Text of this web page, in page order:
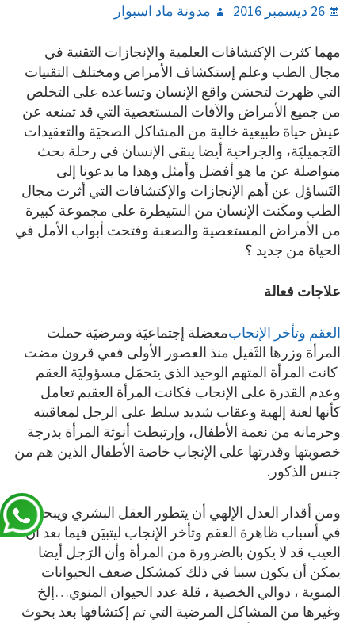
Posted
26 ديسمبر 2016 Author
مدونة ماد اسبوار
مهما كثرت الإكتشافات العلمية والإنجازات التقنية في
مجال الطب وعلم إستكشاف الأمراض ومختلف التقنيات
التي ظهرت لتحسَن واقع الإنسان وتساعده على التخلص
من جميع الأمراض والآفات المستعصية التي قد تمنعه عن
عيش حياة طبيعية خالية من المشاكل الصحيَة والتعقيدات
التَجميليَة، والجراحية أيضا يبقى الإنسان في رحلة بحث
متواصلة عن ما هو أفضل وأمثل وهذا ما يدعونا إلى
التَساؤل عن أهم الإنجازات والإكتشافات التي أثرت مجال
الطب ومكَنت الإنسان من السَيطرة على مجموعة كبيرة
من الأمراض المستعصية والصعبة وفتحت أبواب الأمل في
الحياة من جديد ؟
علاجات فعالة
العقم وتأخر الإنجابمعضلة إجتماعيَة ومرضيَة حملت
المرأة وزرها الثَقيل منذ العصور الأولى ففي قرون مضت
كانت المرأة المتهم الوحيد الذي يتحمَل مسؤوليَة العقم
وعدم القدرة على الإنجاب فكانت المرأة العقيم تعامل
كأنها لعنة إلهية وعقاب شديد سلط على الرجل لمعاقبته
وحرمانه من نعمة الأطفال، وإرتبطت أنوثة المرأة بدرجة
خصوبتها وقدرتها على الإنجاب خاصة الأطفال الذين هم من
جنس الذكور.
ومن أقدار العدل الإلهي أن يتطور العقل البشري ويبحث
في أسباب ظاهرة العقم وتأخر الإنجاب ليتبيَن فيما بعد أن
العيب قد لا يكون بالضرورة من المرأة وأن الرَجل أيضا
يمكن أن يكون سببا في ذلك كمشكل ضعف الحيوانات
المنوية ، دوالي الخصية ، قلة عدد الحيوان المنوي…إلخ
وغيرها من المشاكل المرضية التي تم إكتشافها بعد بحوث